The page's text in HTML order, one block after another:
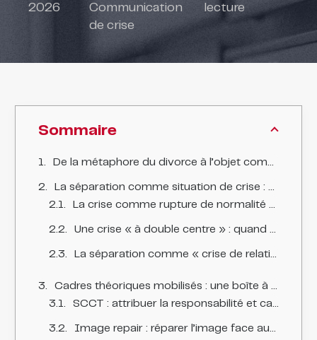
2026
Communication
de crise
lecture
Sommaire
De la métaphore du divorce à l’objet communicationnel
La séparation comme situation de crise : une crise de gouvernance, d’interprétation et de légitimité
La crise comme rupture de normalité et montée de l’incertitude
Une crise « à double centre » : quand deux voix produisent deux réalités
La séparation comme « crise de relation » : l’enjeu du contrat psychologique
Cadres théoriques mobilisés : une boîte à outils conceptuelle
SCCT : attribuer la responsabilité et calibrer la réponse
Image repair : réparer l’image face aux accusations et aux soupçons